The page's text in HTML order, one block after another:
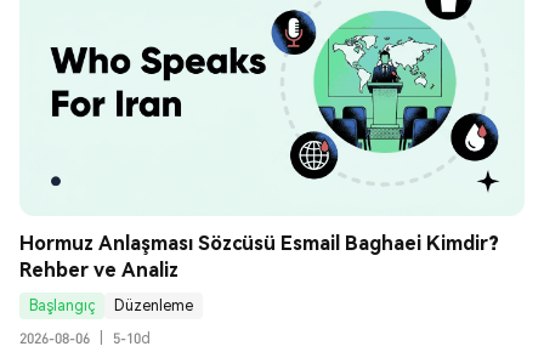
Hormuz Anlaşması Sözcüsü Esmail Baghaei Kimdir?
Rehber ve Analiz
Başlangıç
Düzenleme
2026-08-06
5-10d